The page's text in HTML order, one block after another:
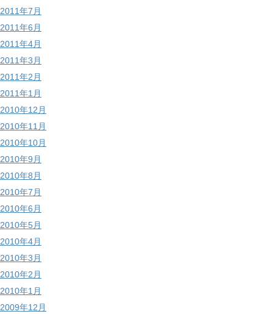
2011年7月
2011年6月
2011年4月
2011年3月
2011年2月
2011年1月
2010年12月
2010年11月
2010年10月
2010年9月
2010年8月
2010年7月
2010年6月
2010年5月
2010年4月
2010年3月
2010年2月
2010年1月
2009年12月